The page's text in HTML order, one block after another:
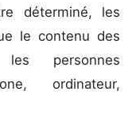
déterminé, les
le contenu des
personnes
ordinateur,